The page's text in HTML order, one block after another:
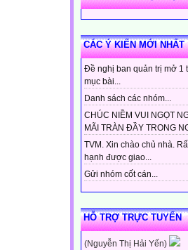
CÁC Ý KIẾN MỚI NHẤT
Đề nghị ban quản trị mở 1
mục bài...
Danh sách các nhóm...
CHÚC NIỀM VUI NGỌT
MÃI TRÀN ĐẦY TRONG
TVM. Xin chào chủ nhà.
hạnh được giao...
Gửi nhóm cốt cán...
HỖ TRỢ TRỰC TUYẾN
(Nguyễn Thị Hải Yến)